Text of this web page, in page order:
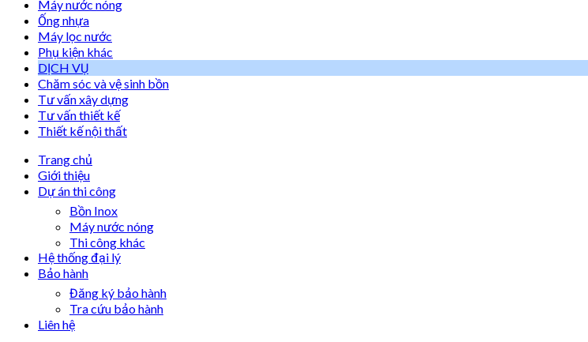
Máy nước nóng
Ống nhựa
Máy lọc nước
Phụ kiện khác
DỊCH VỤ
Chăm sóc và vệ sinh bồn
Tư vấn xây dựng
Tư vấn thiết kế
Thiết kế nội thất
Trang chủ
Giới thiệu
Dự án thi công
Bồn Inox
Máy nước nóng
Thi công khác
Hệ thống đại lý
Bảo hành
Đăng ký bảo hành
Tra cứu bảo hành
Liên hệ